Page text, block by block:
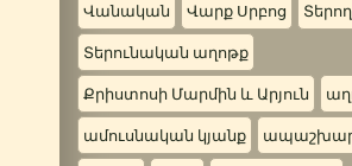
Վանական Վարք Սրբոց
Տերունական աղոթք
Քրիստոսի Մարմին և Արյուն
ամուսնական կյանք